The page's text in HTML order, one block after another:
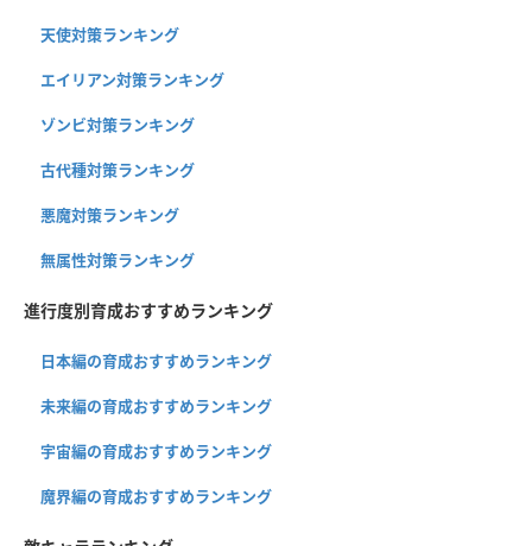
天使対策ランキング
エイリアン対策ランキング
ゾンビ対策ランキング
古代種対策ランキング
悪魔対策ランキング
無属性対策ランキング
進行度別育成おすすめランキング
日本編の育成おすすめランキング
未来編の育成おすすめランキング
宇宙編の育成おすすめランキング
魔界編の育成おすすめランキング